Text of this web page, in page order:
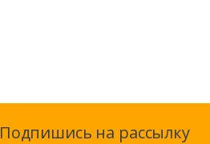
Подпишись на рассылку